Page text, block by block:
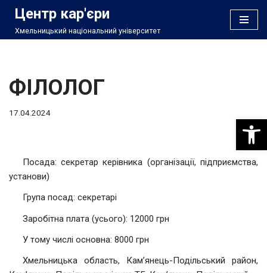
Перейти
Центр кар'єри
Хмельницький національний університет
ФІЛОЛОГ
17.04.2024
Посада: секретар керівника (організації, підприємства,
установи)
Група посад: секретарі
Заробітна плата (усього): 12000 грн
У тому числі основна: 8000 грн
Хмельницька область, Кам’янець-Подільський район,